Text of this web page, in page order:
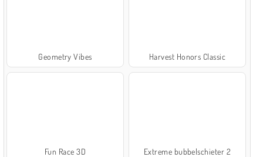
Geometry Vibes Harvest Honors Classic
Fun Race 3D Extreme bubbelschieter 2